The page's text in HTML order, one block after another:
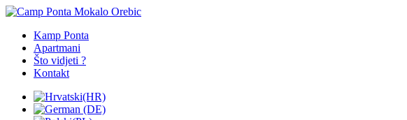
Kamp Ponta
Apartmani
Što vidjeti ?
Kontakt